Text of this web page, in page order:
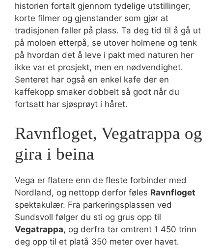
historien fortalt gjennom tydelige utstillinger,
korte filmer og gjenstander som gjør at
tradisjonen faller på plass. Ta deg tid til å gå ut
på moloen etterpå, se utover holmene og tenk
på hvordan det å leve i pakt med naturen her
ikke var et prosjekt, men en nødvendighet.
Senteret har også en enkel kafe der en
kaffekopp smaker dobbelt så godt når du
fortsatt har sjøsprøyt i håret.
Ravnfloget, Vegatrappa og
gira i beina
Vega er flatere enn de fleste forbinder med
Nordland, og nettopp derfor føles Ravnfloget
spektakulær. Fra parkeringsplassen ved
Sundsvoll følger du sti og grus opp til
Vegatrappa, og derfra tar omtrent 1 450 trinn
deg opp til et platå 350 meter over havet.